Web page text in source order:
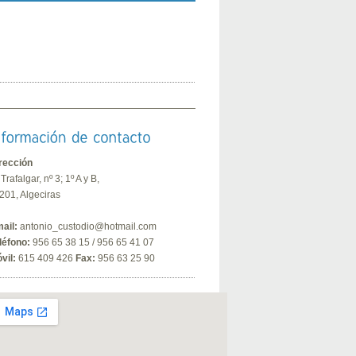
nº 3; 1º A y B,
Algeciras
antonio_custodio@hotmail.com
956 65 38 15 / 956 65 41 07
615 409 426 Fax: 956 63 25 90